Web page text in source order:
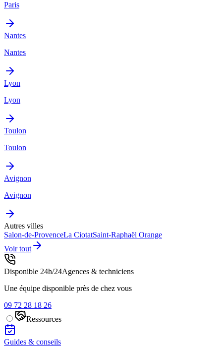
Paris
Nantes
Nantes
Lyon
Lyon
Toulon
Toulon
Avignon
Avignon
Autres villes
Salon-de-ProvenceLa CiotatSaint-Raphaël Orange
Voir tout
Disponible 24h/24Agences & techniciens
Une équipe disponible près de chez vous
09 72 28 18 26
Ressources
Guides & conseils